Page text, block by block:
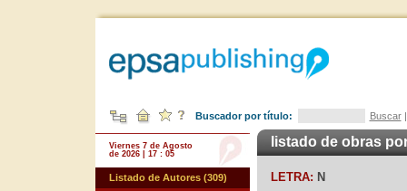
Buscador por título: Buscar
Viernes 7 de Agosto
de 2026 | 17 : 05
Listado de Autores (309)
listado de obras
LETRA: N